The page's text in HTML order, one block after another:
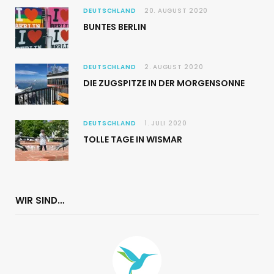
DEUTSCHLAND 20. AUGUST 2020
BUNTES BERLIN
DEUTSCHLAND 2. AUGUST 2020
DIE ZUGSPITZE IN DER MORGENSONNE
DEUTSCHLAND 1. JULI 2020
TOLLE TAGE IN WISMAR
WIR SIND…